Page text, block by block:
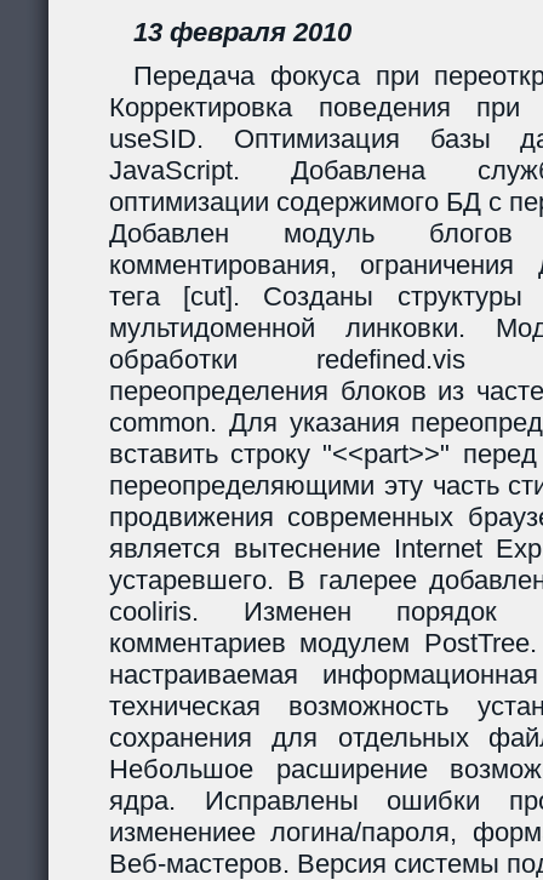
13 февраля 2010
Передача фокуса при
Корректировка поведения
useSID. Оптимизация базы
JavaScript. Добавлена
оптимизации содержимого БД с
Добавлен модуль
комментирования, ограничения
тега [cut]. Созданы
мультидоменной линковки.
обработки redefined.vis
переопределения блоков из
common. Для указания
вставить строку "<<part>>"
переопределяющими эту часть
продвижения современных
является вытеснение Internet
устаревшего. В галерее
cooliris. Изменен порядок
комментариев модулем
настраиваемая
техническая возможность
сохранения для отдельных
Небольшое расширение
ядра. Исправлены ошибки
изменениее логина/пароля,
Веб-мастеров. Версия системы